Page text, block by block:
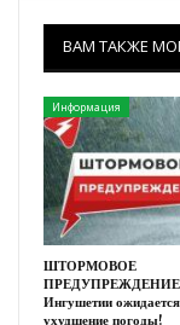
ВАМ ТАКЖЕ
Информация
ШТОРМОВОЕ
Ингушетии ожидается
ухудшение погоды!